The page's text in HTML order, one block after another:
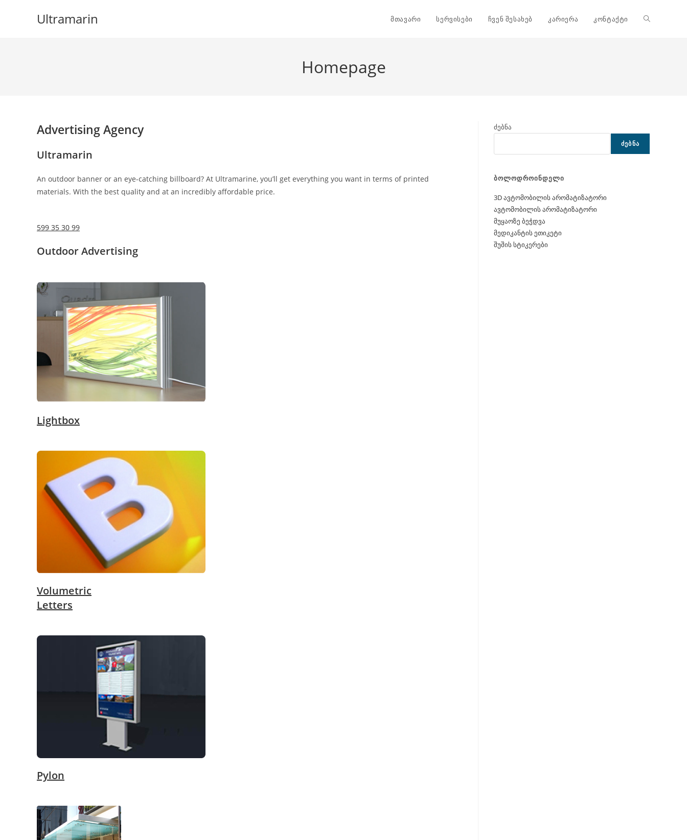
Ultramarin მთავარი სერვისები ჩვენ შესახებ კარიერა კონტაქტი Toggle
Homepage
Advertising Agency
Ultramarin
An outdoor banner or an eye-catching billboard? At Ultramarine, you’ll get everything you want in terms of printed
materials. With the best quality and at an incredibly affordable price.
599 35 30 99
Outdoor Advertising
Lightbox
Volumetric
Letters
Pylon
ძებნა
ᲫᲔᲑᲜᲐ
ბოლოდროინდელი
3D ავტომობილის არომატიზატორი
ავტომობილის არომატიზატორი
მუყაოზე ბეჭდვა
მედიკანტის ეთიკეტი
შუშის სტიკერები